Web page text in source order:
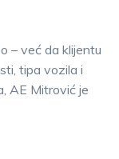
– već da klijentu
tipa vozila i
AE Mitrović je